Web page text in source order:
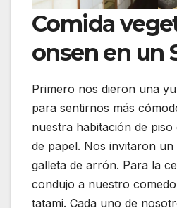
Comida
onsen en un
Primero nos dieron una
para sentirnos más
nuestra habitación de piso
de papel. Nos invitaron
galleta de arrón. Para la
condujo a nuestro
tatami. Cada uno de